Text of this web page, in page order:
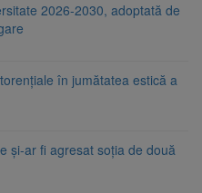
2026-2030, adoptată de
în jumătatea estică a
și-ar fi agresat soția de două